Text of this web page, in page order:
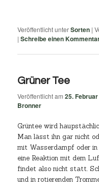
Veröffentlicht unterSorten |
|Schreibe einen
Grüner Tee
Veröffentlicht am25.
Bronner
Grüntee wird
Man lässt ihn gar nicht
mit Wasserdampf oder
eine Reaktion mit dem
findet also nicht statt.
und in rotierenden